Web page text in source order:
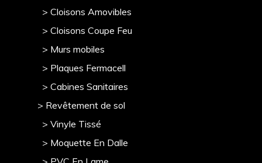
> Cloisons Amovibles
> Cloisons Coupe Feu
> Murs mobiles
> Plaques Fermacell
> Cabines Sanitaires
> Revêtement de sol
> Vinyle Tissé
> Moquette En Dalle